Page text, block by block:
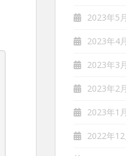
2023年5月
2023年4月
2023年3月
2023年2月
2023年1月
2022年12